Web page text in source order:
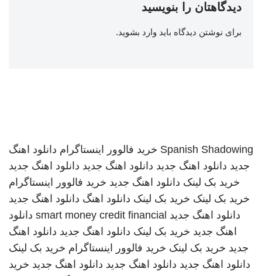
دیدگاهتان را بنویسید
برای نوشتن دیدگاه باید وارد بشوید.
Spanish Shadowing خرید فالوور اینستاگرام دانلود اهنگ
جدید دانلود اهنگ جدید دانلود اهنگ جدید دانلود اهنگ جدید
خرید بک لینک دانلود اهنگ جدید خرید فالوور اینستاگرام
خرید بک لینک خرید بک لینک دانلود اهنگ دانلود اهنگ جدید
دانلود اهنگ جدید smart money credit financial دانلود
اهنگ جدید خرید بک لینک دانلود اهنگ جدید دانلود اهنگ
جدید خرید بک لینک خرید فالوور اینستاگرام خرید بک لینک
دانلود اهنگ جدید دانلود اهنگ جدید دانلود اهنگ جدید خرید